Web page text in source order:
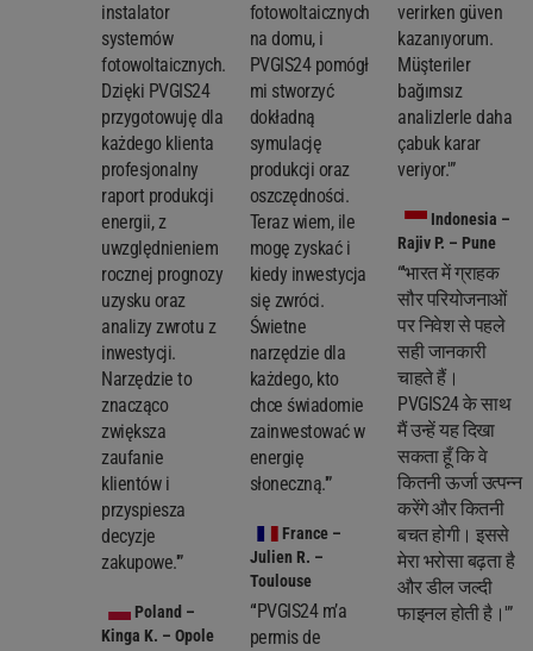
instalator
systemów
fotowoltaicznych.
Dzięki PVGIS24
przygotowuję dla
każdego klienta
profesjonalny
raport produkcji
energii, z
uwzględnieniem
rocznej prognozy
uzysku oraz
analizy zwrotu z
inwestycji.
Narzędzie to
znacząco
zwiększa
zaufanie
klientów i
przyspiesza
decyzje
zakupowe.'”
Poland –
Kinga K. – Opole
fotowoltaicznych
na domu, i
PVGIS24 pomógł
mi stworzyć
dokładną
symulację
produkcji oraz
oszczędności.
Teraz wiem, ile
mogę zyskać i
kiedy inwestycja
się zwróci.
Świetne
narzędzie dla
każdego, kto
chce świadomie
zainwestować w
energię
słoneczną.'”
France –
Julien R. –
Toulouse
“'PVGIS24 m’a
permis de
verirken güven
kazanıyorum.
Müşteriler
bağımsız
analizlerle daha
çabuk karar
veriyor.'”
Indonesia –
Rajiv P. – Pune
“'भारत में ग्राहक
सौर परियोजनाओं
पर निवेश से पहले
सही जानकारी
चाहते हैं।
PVGIS24 के साथ
मैं उन्हें यह दिखा
सकता हूँ कि वे
कितनी ऊर्जा उत्पन्न
करेंगे और कितनी
बचत होगी। इससे
मेरा भरोसा बढ़ता है
और डील जल्दी
फाइनल होती है।'”